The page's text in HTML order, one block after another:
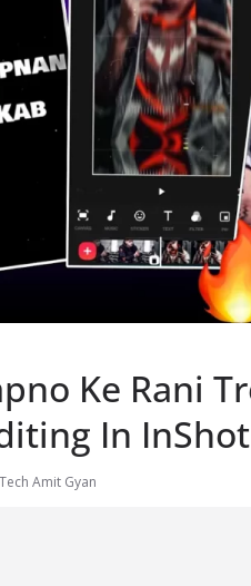
Ke Rani
In
Tech Amit Gyan